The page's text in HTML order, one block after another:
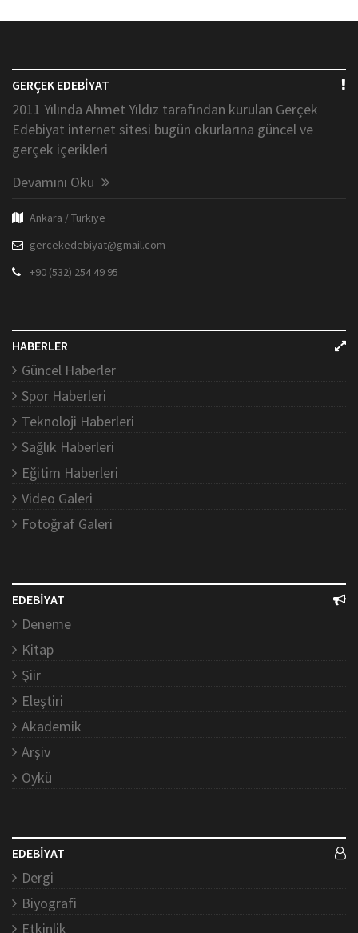
GERÇEK EDEBİYAT
2011 Yılında Ahmet Yıldız tarafından kurulan Gerçek
Edebiyat internet sitesi bugün okurlarına güncel ve
gerçek içerikleri
Devamını Oku
Ankara / Türkiye
gercekedebiyat@gmail.com
+90 (532) 254 49 95
HABERLER
Güncel Haberler
Spor Haberleri
Teknoloji Haberleri
Sağlık Haberleri
Eğitim Haberleri
Video Galeri
Fotoğraf Galeri
EDEBİYAT
Deneme
Kitap
Şiir
Eleştiri
Akademik
Arşiv
Öykü
EDEBİYAT
Dergi
Biyografi
Etkinlik